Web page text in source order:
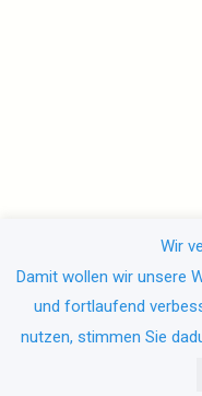
Wir
Damit wollen wir unsere
und fortlaufend
nutzen, stimmen Sie